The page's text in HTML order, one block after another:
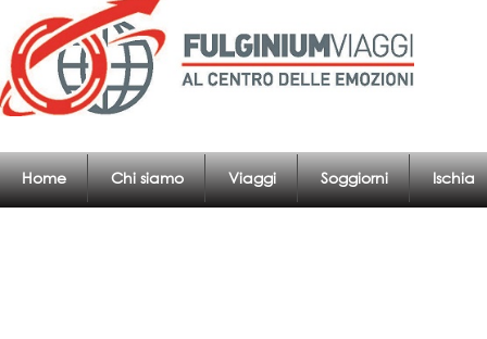
Home Chi siamo Viaggi Soggiorni Ischia